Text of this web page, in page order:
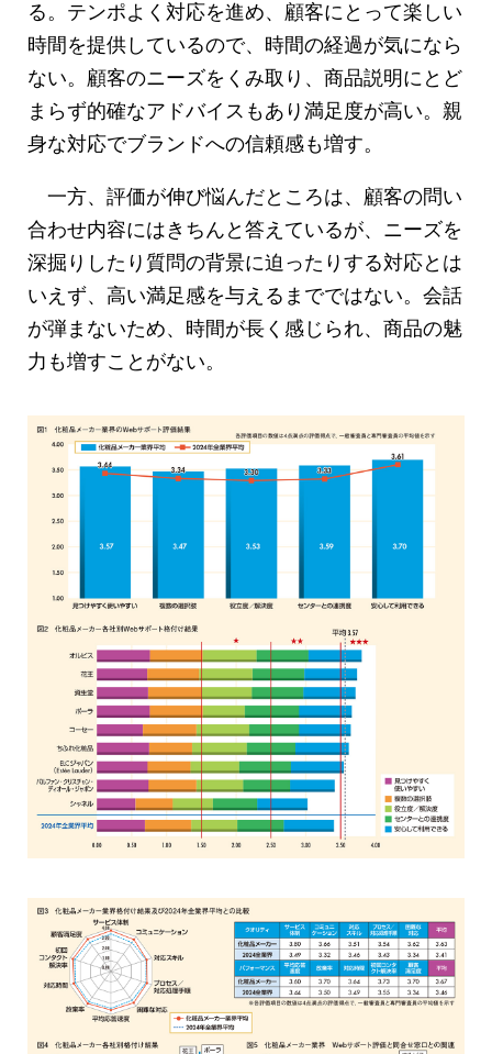
る。テンポよく対応を進め、顧客にとって楽しい
時間を提供しているので、時間の経過が気になら
ない。顧客のニーズをくみ取り、商品説明にとど
まらず的確なアドバイスもあり満足度が高い。親
身な対応でブランドへの信頼感も増す。
一方、評価が伸び悩んだところは、顧客の問い
合わせ内容にはきちんと答えているが、ニーズを
深掘りしたり質問の背景に迫ったりする対応とは
いえず、高い満足感を与えるまでではない。会話
が弾まないため、時間が長く感じられ、商品の魅
力も増すことがない。